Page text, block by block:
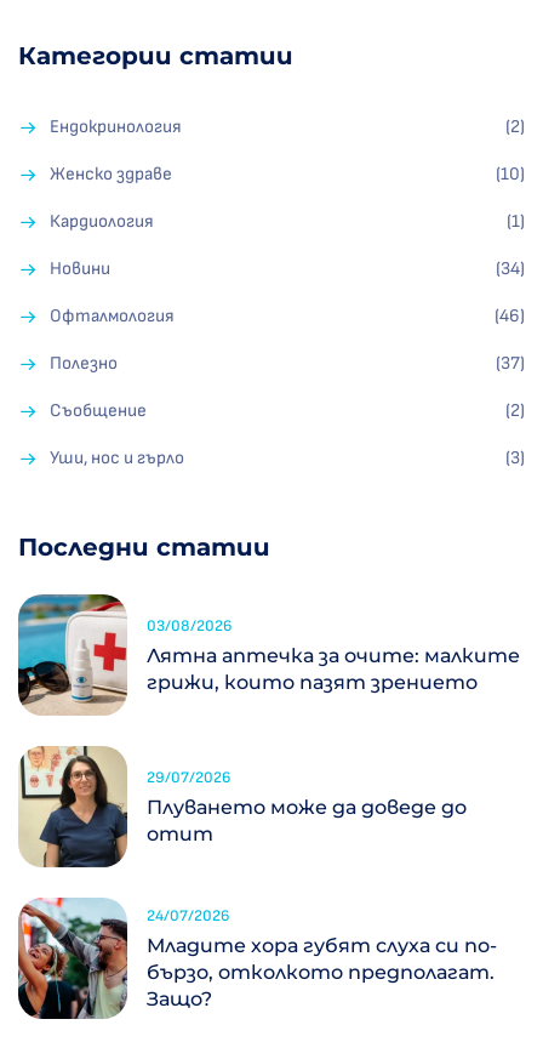
Категории статии
Ендокринология (2)
Женско здраве (10)
Кардиология (1)
Новини (34)
Офталмология (46)
Полезно (37)
Съобщение (2)
Уши, нос и гърло (3)
Последни статии
03/08/2026
Лятна аптечка за очите: малките
грижи, които пазят зрението
29/07/2026
Плуването може да доведе до
отит
24/07/2026
Младите хора губят слуха си по-
бързо, отколкото предполагат.
Защо?